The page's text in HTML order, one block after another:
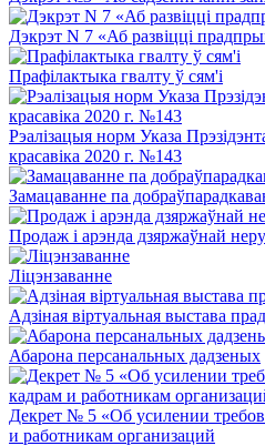
Дэкрэт N 7 «Аб развіцці
Прафілактыка гвалту ў сям'і
Рэалізацыя норм Указа
красавіка 2020 г. №143
Замацаванне па
Продаж і арэнда дзяржаўнай
Ліцэнзаванне
Адзіная віртуальная выстава
Абарона персанальных дадзеных
Декрет № 5 «Об усилении
и работникам организаций